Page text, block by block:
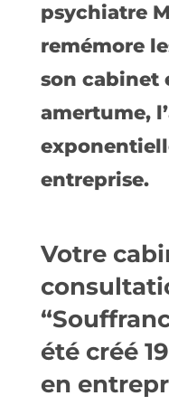
psychiatre
remémore
son cabinet
amertume,
entreprise.
Votre
été créé
en